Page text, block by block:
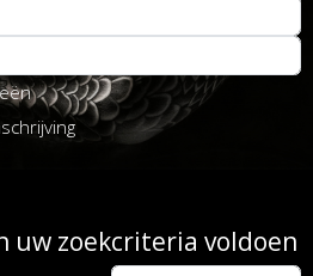
uw zoekcriteria voldoen